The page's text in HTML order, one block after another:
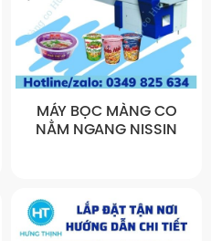
kiểm tra, bảo hành, bảo trì
máy thay thế
MÁY BỌC MÀNG CO
NẰM NGANG NISSIN